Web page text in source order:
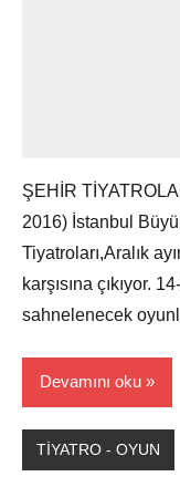
ŞEHİR
2016) İstanbul
Tiyatroları,Aralık
karşısına çıkıyor.
sahnelenecek
Devamını oku
TİYATRO - OYUN